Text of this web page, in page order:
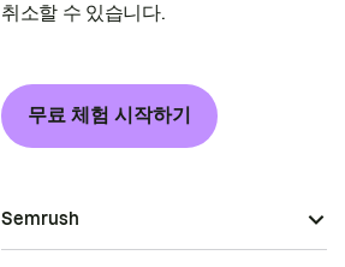
취소할 수 있습니다.
무료 체험 시작하기
Semrush